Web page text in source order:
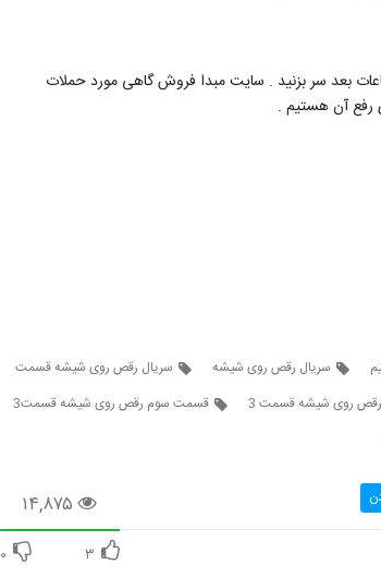
بعد سر بزنید . سایت مبدا فروش گاهی مورد حملات
رفع آن هستیم .
سریال رقص روی شیشه
سریال رقص روی شیشه قسمت
رقص روی شیشه قسمت 3
قسمت سوم رقص روی شیشه قسمت3
۱۴,۸۷۵
۳ ۰